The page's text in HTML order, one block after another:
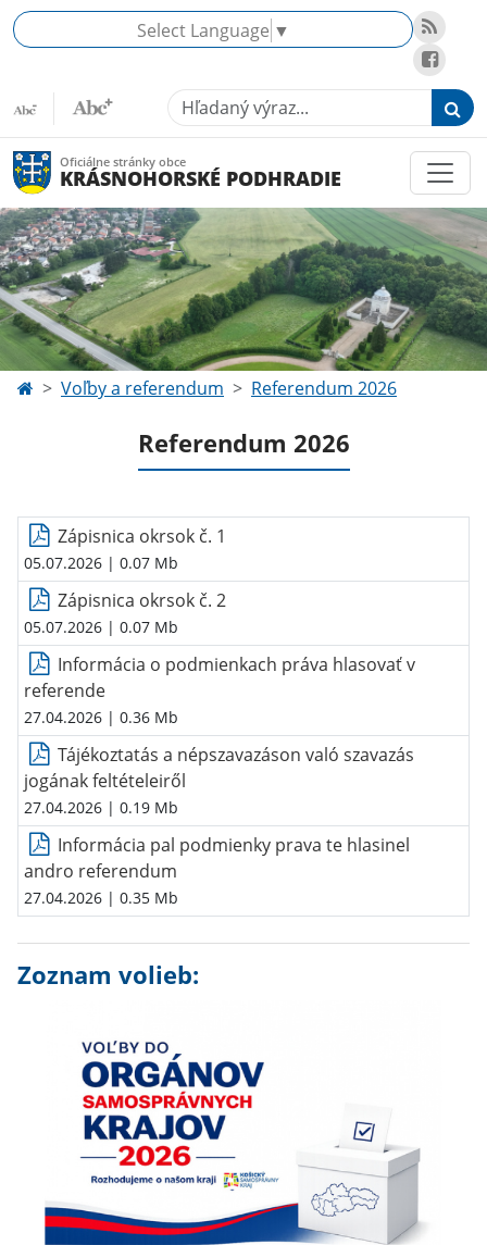
Select Language ▼
Hľadaný výraz...
Oficiálne stránky obce
KRÁSNOHORSKÉ PODHRADIE
Voľby a referendum Referendum 2026
Referendum 2026
Zápisnica okrsok č. 1
05.07.2026 | 0.07 Mb
Zápisnica okrsok č. 2
05.07.2026 | 0.07 Mb
Informácia o podmienkach práva hlasovať v
referende
27.04.2026 | 0.36 Mb
Tájékoztatás a népszavazáson való szavazás
jogának feltételeiről
27.04.2026 | 0.19 Mb
Informácia pal podmienky prava te hlasinel
andro referendum
27.04.2026 | 0.35 Mb
Zoznam volieb: